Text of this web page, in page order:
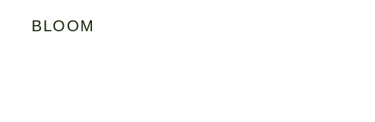
BLOOM